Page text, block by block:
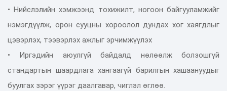
• Нийслэлийн хэмжээнд тохижилт, ногоон байгууламжийг
нэмэгдүүлж, орон сууцны хороолол дундах хог хаягдлыг
цэвэрлэх, тээвэрлэх ажлыг эрчимжүүлэх
• Иргэдийн аюулгүй байдалд нөлөөлж болзошгүй
стандартын шаардлага хангаагүй барилгын хашаануудыг
буулгах зэрэг үүрэг даалгавар, чиглэл өглөө.